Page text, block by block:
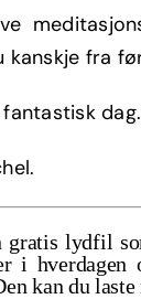
kanskje fra
dag.
gratis lydfil
i hverdagen
kan du laste